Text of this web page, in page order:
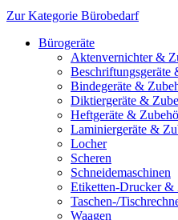
Zur Kategorie Bürobedarf
Bürogeräte
Aktenvernichter &
Beschriftungsgeräte
Bindegeräte &
Diktiergeräte &
Heftgeräte &
Laminiergeräte &
Locher
Scheren
Schneidemaschinen
Etiketten-Drucker &
Taschen-/
Waagen